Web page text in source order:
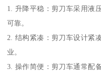
1. 升降平稳：剪刀车采用液
可靠。
2. 结构紧凑：剪刀车设计紧
业。
3. 操作简便：剪刀车通常配